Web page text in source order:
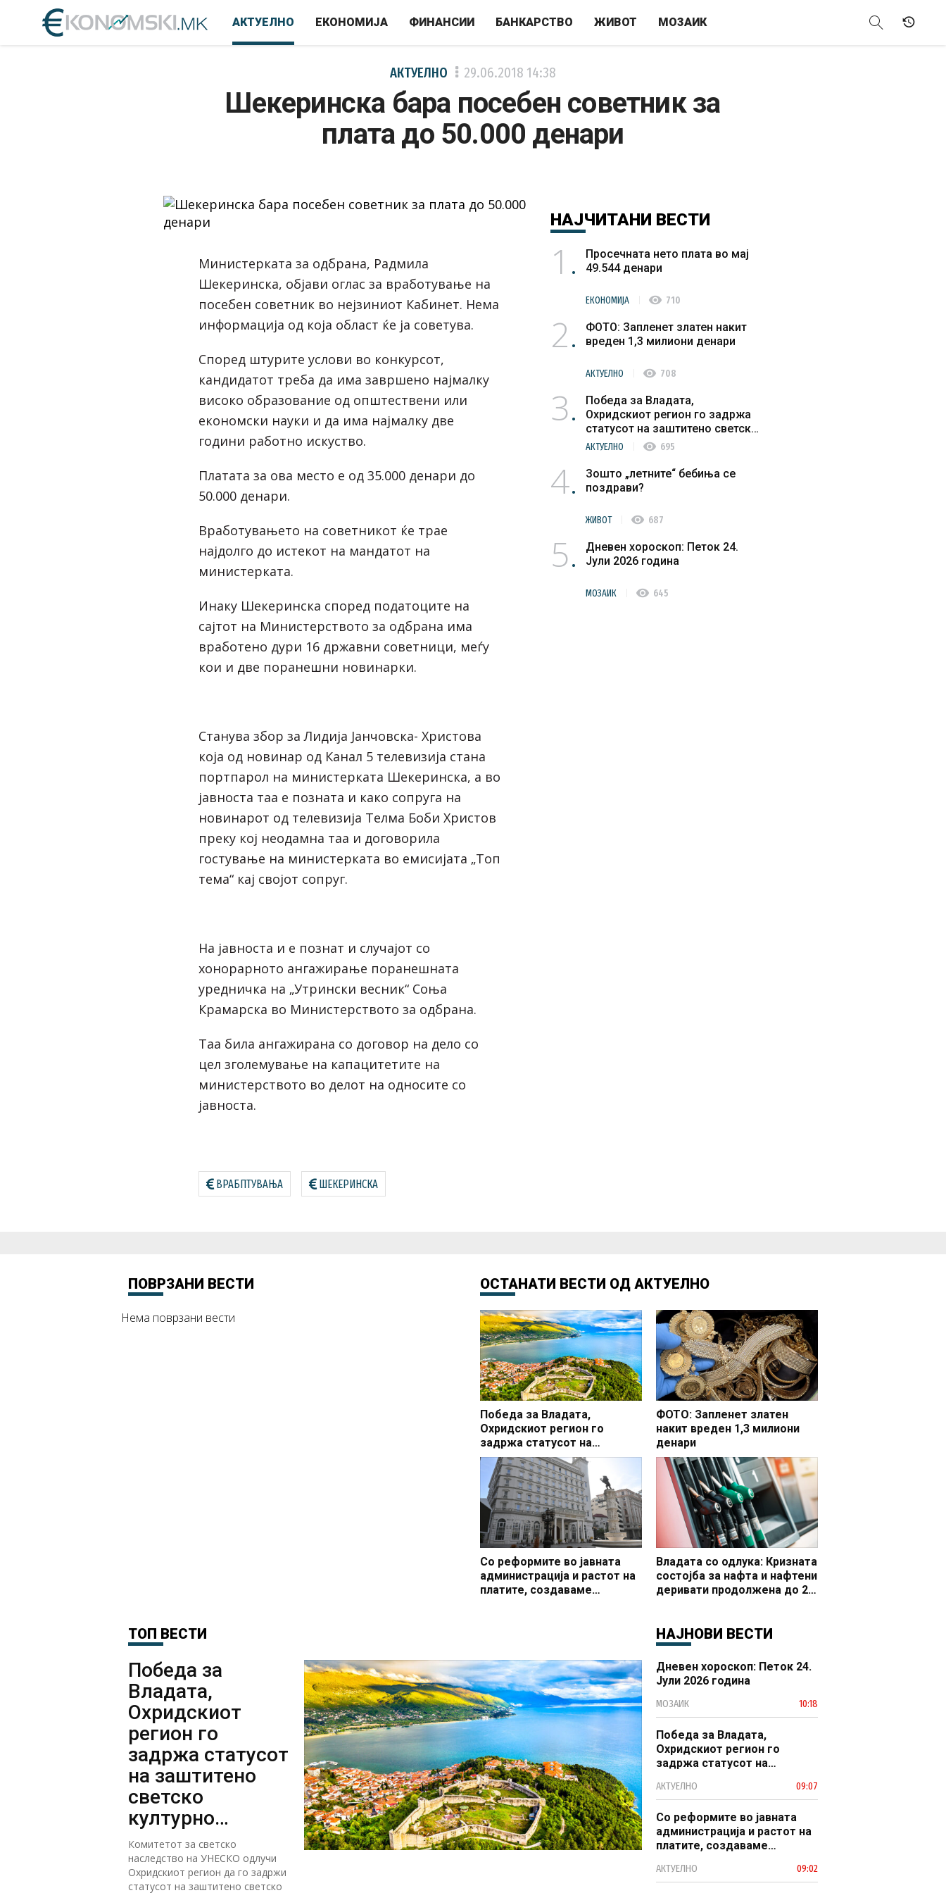
АКТУЕЛНО ЕКОНОМИЈА ФИНАНСИИ БАНКАРСТВО ЖИВОТ МОЗАИК
АКТУЕЛНО 29.06.2018 14:38
Шекеринска бара посебен советник за
плата до 50.000 денари
Министерката за одбрана, Радмила
Шекеринска, објави оглас за вработување на
посебен советник во нејзиниот Кабинет. Нема
информација од која област ќе ја советува.
Според штурите услови во конкурсот,
кандидатот треба да има завршено најмалку
високо образование од општествени или
економски науки и да има најмалку две
години работно искуство.
Платата за ова место е од 35.000 денари до
50.000 денари.
Вработувањето на советникот ќе трае
најдолго до истекот на мандатот на
министерката.
Инаку Шекеринска според податоците на
сајтот на Министерството за одбрана има
вработено дури 16 државни советници, меѓу
кои и две поранешни новинарки.
Станува збор за Лидија Јанчовска- Христова
која од новинар од Канал 5 телевизија стана
портпарол на министерката Шекеринска, а во
јавноста таа е позната и како сопруга на
новинарот од телевизија Телма Боби Христов
преку кој неодамна таа и договорила
гостување на министерката во емисијата „Топ
тема“ кај својот сопруг.
На јавноста и е познат и случајот со
хонорарното ангажирање поранешната
уредничка на „Утрински весник“ Соња
Крамарска во Министерството за одбрана.
Таа била ангажирана со договор на дело со
цел зголемување на капацитетите на
министерството во делот на односите со
јавноста.
ВРАБПТУВАЊА ШЕКЕРИНСКА
НАЈЧИТАНИ ВЕСТИ
1
Просечната нето плата во мај
49.544 денари
ЕКОНОМИЈА visibility 710
2
ФОТО: Запленет златен накит
вреден 1,3 милиони денари
АКТУЕЛНО visibility 708
3
Победа за Владата,
Охридскиот регион го задржа
статусот на заштитено светско
културно наследство
АКТУЕЛНО visibility 695
4
Зошто „летните“ бебиња се
поздрави?
ЖИВОТ visibility 687
5
Дневен хороскоп: Петок 24.
Јули 2026 година
МОЗАИК visibility 645
ПОВРЗАНИ ВЕСТИ
Нема поврзани вести
ОСТАНАТИ ВЕСТИ ОД АКТУЕЛНО
Победа за Владата,
Охридскиот регион го
задржа статусот на
заштитено светско културно
наследство
Со реформите во јавната
администрација и растот на
платите, создаваме
ФОТО: Запленет златен
накит вреден 1,3 милиони
денари
Владата со одлука: Кризната
состојба за нафта и нафтени
деривати продолжена до 20
ТОП ВЕСТИ
Победа за
Владата,
Охридскиот
регион го
задржа статусот
на заштитено
светско
културно
наследство
Комитетот за светско
наследство на УНЕСКО одлучи
Охридскиот регион да го задржи
статусот на заштитено светско
НАЈНОВИ ВЕСТИ
Дневен хороскоп: Петок 24.
Јули 2026 година
МОЗАИК 10:18
Победа за Владата,
Охридскиот регион го
задржа статусот на
наследство
АКТУЕЛНО 09:07
Со реформите во јавната
администрација и растот на
платите, создаваме
модерен јавен сектор
АКТУЕЛНО 09:02